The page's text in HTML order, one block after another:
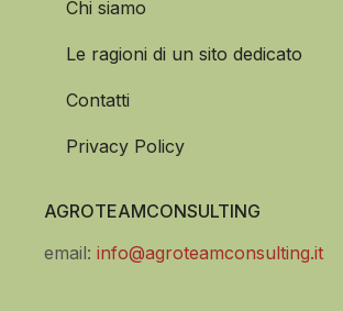
Chi siamo
Le ragioni di un sito dedicato
Contatti
Privacy Policy
AGROTEAMCONSULTING
email: info@agroteamconsulting.it